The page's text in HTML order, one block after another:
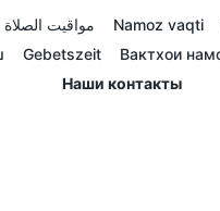
مواقيت الصلاة Namoz vaqti
Gebetszeit Вактхои
Наши контакты